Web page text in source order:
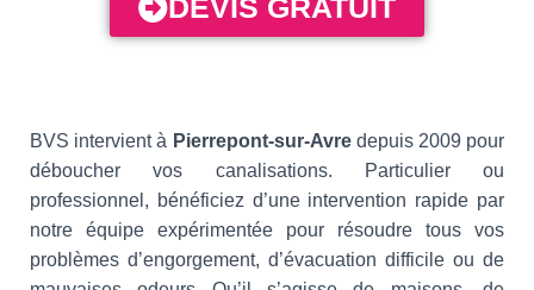
DEVIS GRATUIT
BVS intervient à Pierrepont-sur-Avredepuis 2009 pour
déboucher vos canalisations. Particulier ou
professionnel, bénéficiez d’une intervention rapide par
notre équipe expérimentée pour résoudre tous vos
problèmes d’engorgement, d’évacuation difficile ou de